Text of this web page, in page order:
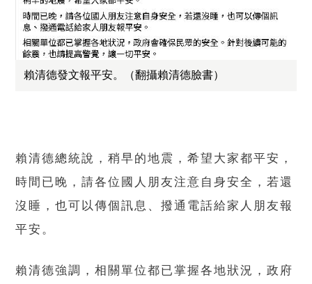
賴清德發文報平安。（翻攝賴清德臉書）
賴清德總統說，稍早的地震，希望大家都平安，
時間已晚，請各位國人朋友注意自身安全，若還
沒睡，也可以傳個訊息、撥通電話給家人朋友報
平安。
賴清德強調，相關單位都已掌握各地狀況，政府